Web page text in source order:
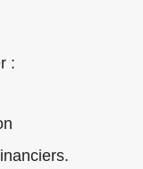
: